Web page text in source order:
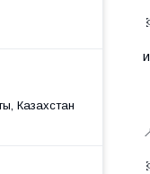
Казахстан